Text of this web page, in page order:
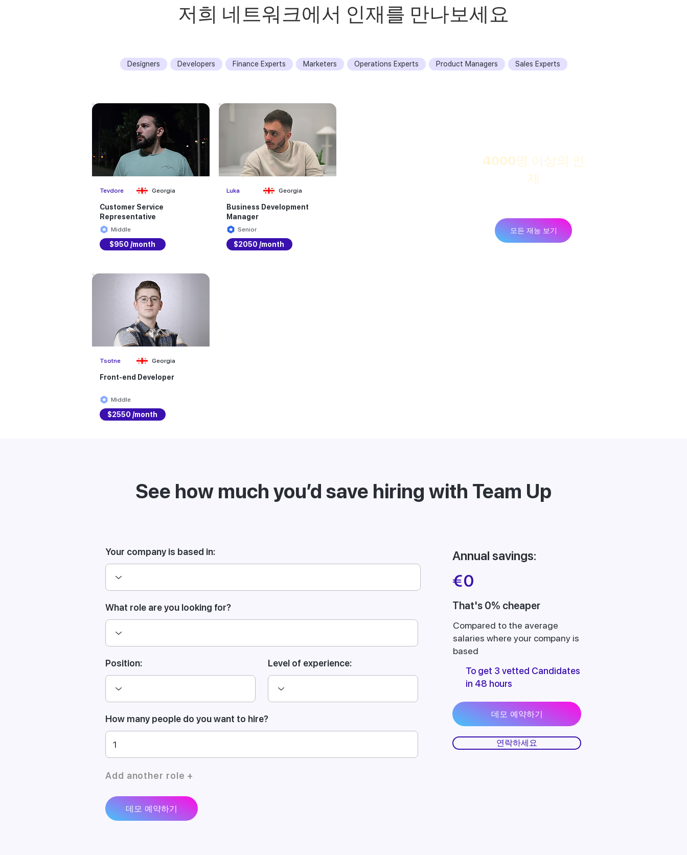
저희 네트워크에서 인재를 만나보세요
Designers Developers Finance Experts Marketers Operations Experts Product Managers Sales Experts
Tevdore Georgia
Customer Service
Representative
Middle
$950 /month
Luka Georgia
Business Development
Manager
Senior
$2050 /month
Tsotne Georgia
Front-end Developer
Middle
$2550 /month
4000명 이상의 인
재
모든 재능 보기
See how much you’d save hiring with Team Up
Your company is based in:
What role are you looking for?
Position: Level of experience:
How many people do you want to hire?
Add another role +
데모 예약하기
Annual savings:
€0
That's 0% cheaper
Compared to the average
salaries where your company is
based
To get 3 vetted Candidates
in 48 hours
데모 예약하기
연락하세요